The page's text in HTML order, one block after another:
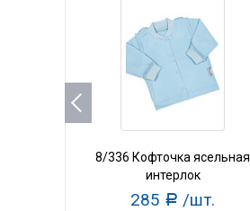
8/336 Кофточка ясельная
интерлок
285 Р /шт.